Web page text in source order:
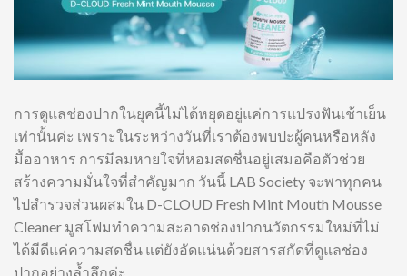
การดูแลช่องปากในยุคนี้ไม่ได้หยุดอยู่แค่การแปรงฟันเช้าเย็น
เท่านั้นค่ะ เพราะในระหว่างวันที่เราต้องพบปะผู้คนหรือหลัง
มื้ออาหาร การมีลมหายใจที่หอมสดชื่นอยู่เสมอคือตัวช่วย
สร้างความมั่นใจที่สำคัญมาก วันนี้ LAB Society จะพาทุกคน
ไปสำรวจส่วนผสมใน D-CLOUD Fresh Mint Mouth Mousse
Cleaner มูสโฟมทำความสะอาดช่องปากนวัตกรรมใหม่ที่ไม่
ได้มีดีแค่ความสดชื่น แต่ยังอัดแน่นด้วยสารสกัดที่ดูแลช่อง
ปากอย่างล้ำลึกค่ะ